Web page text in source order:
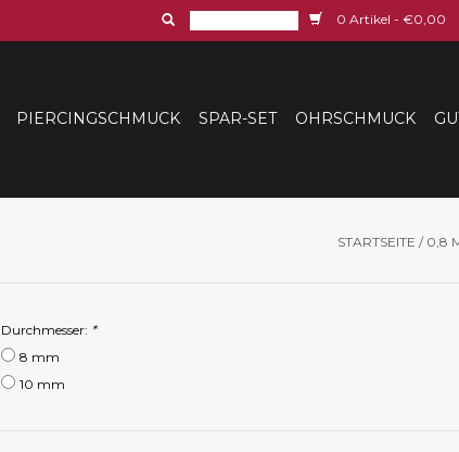
0 Artikel - €0,00
PIERCINGSCHMUCK SPAR-SET OHRSCHMUCK
STARTSEITE / 0,8
Durchmesser: *
8 mm
10 mm